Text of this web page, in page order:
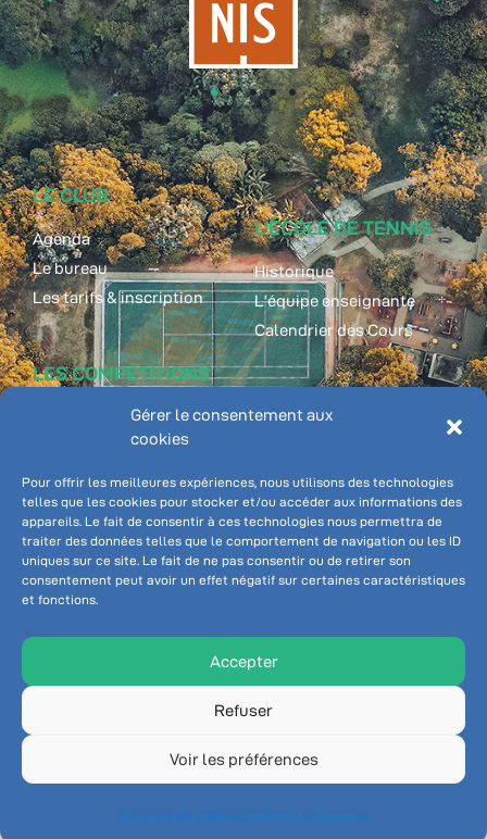
Gérer le consentement aux
cookies
Pour offrir les meilleures expériences, nous utilisons des technologies
telles que les cookies pour stocker et/ou accéder aux informations des
appareils. Le fait de consentir à ces technologies nous permettra de
traiter des données telles que le comportement de navigation ou les ID
uniques sur ce site. Le fait de ne pas consentir ou de retirer son
consentement peut avoir un effet négatif sur certaines caractéristiques
et fonctions.
Accepter
Refuser
Voir les préférences
Politique de cookiesPolitique de cookies
LE CLUB
Agenda
Le bureau
Les tarifs & inscription
L'ÉCOLE DE TENNIS
Historique
L'équipe enseignante
Calendrier des Cours
LES COMPÉTITIONS
Classements
Championnat individuel
Championnat par équipe
ADHÉRENT
Pôle Tennis Inter-
communale
Booky - réservation
Connexion
NOUS SUIVRE
© Tennis Club Servonnais 2026